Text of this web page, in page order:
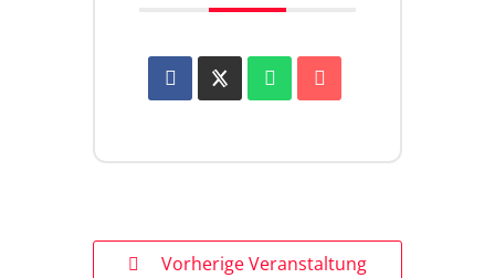
Vorherige Veranstaltung